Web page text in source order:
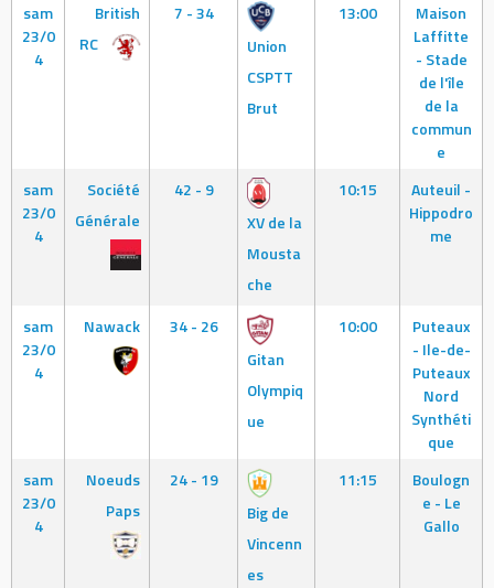
sam
23/0
4
British
RC
7 - 34
Union
CSPTT
Brut
13:00
Maison
Laffitte
- Stade
de l'île
de la
commun
e
sam
23/0
4
Société
Générale
42 - 9
XV de la
Mousta
che
10:15
Auteuil -
Hippodro
me
sam
23/0
4
Nawack
34 - 26
Gitan
Olympiq
ue
10:00
Puteaux
- Ile-de-
Puteaux
Nord
Synthéti
que
sam
23/0
4
Noeuds
Paps
24 - 19
Big de
Vincenn
es
11:15
Boulogn
e - Le
Gallo